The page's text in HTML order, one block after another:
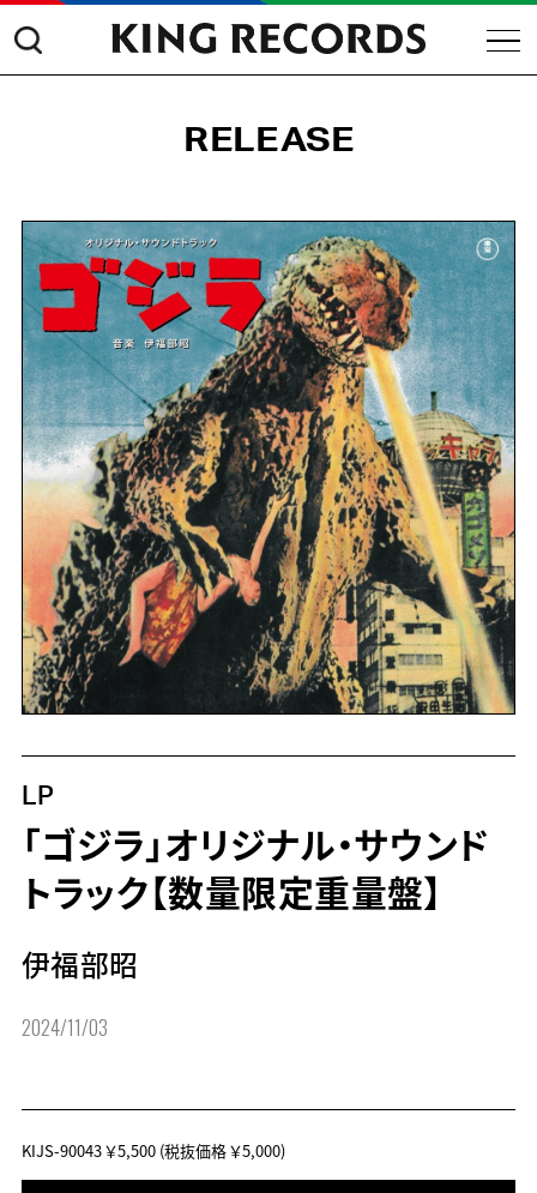
RELEASE
LP
「ゴジラ」オリジナル・サウンド
トラック【数量限定重量盤】
伊福部昭
2024/11/03
KIJS-90043￥5,500(税抜価格 ￥5,000)